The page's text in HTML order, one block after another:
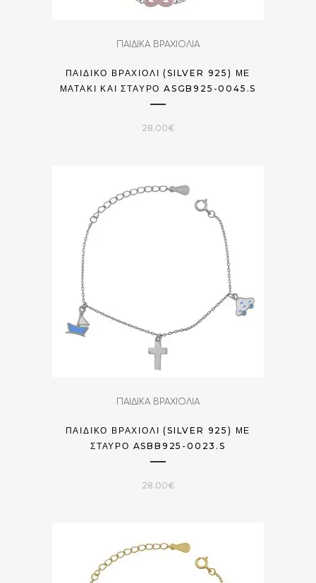
ΠΑΙΔΙΚΑ ΒΡΑΧΙΟΛΙΑ
ΠΑΙΔΙΚΌ ΒΡΑΧΙΌΛΙ (SILVER 925) ΜΕ
ΜΑΤΆΚΙ ΚΑΙ ΣΤΑΥΡΌ ASGB925-0045.S
28.00€
ΠΑΙΔΙΚΑ ΒΡΑΧΙΟΛΙΑ
ΠΑΙΔΙΚΌ ΒΡΑΧΙΌΛΙ (SILVER 925) ΜΕ
ΣΤΑΥΡΌ ASBB925-0023.S
28.00€